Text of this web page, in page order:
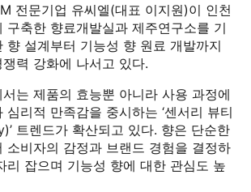
전문기업 유씨엘(대표 이지원)이 인천
구축한 향료개발실과 제주연구소를 기
향 설계부터 기능성 향 원료 개발까지
력 강화에 나서고 있다.
는 제품의 효능뿐 아니라 사용 과정에
심리적 만족감을 중시하는 ‘센서리 뷰티
트렌드가 확산되고 있다. 향은 단순한
소비자의 감정과 브랜드 경험을 결정하
리 잡으며 기능성 향에 대한 관심도 높